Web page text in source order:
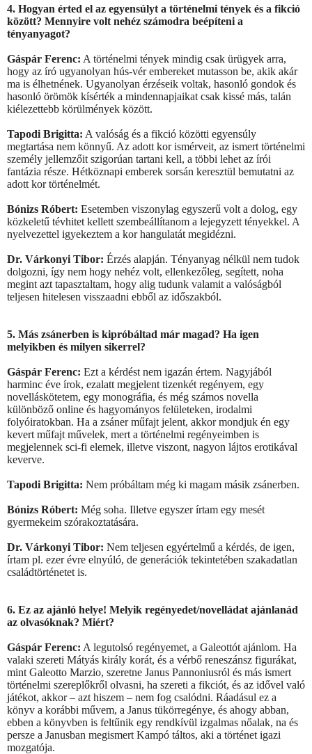
4. Hogyan érted el az egyensúlyt a történelmi tények és a fikció
között? Mennyire volt nehéz számodra beépíteni a
tényanyagot?
Gáspár Ferenc: A történelmi tények mindig csak ürügyek arra,
hogy az író ugyanolyan hús-vér embereket mutasson be, akik akár
ma is élhetnének. Ugyanolyan érzéseik voltak, hasonló gondok és
hasonló örömök kísérték a mindennapjaikat csak kissé más, talán
kiélezettebb körülmények között.
Tapodi Brigitta: A valóság és a fikció közötti egyensúly
megtartása nem könnyű. Az adott kor ismérveit, az ismert történelmi
személy jellemzőit szigorúan tartani kell, a többi lehet az írói
fantázia része. Hétköznapi emberek sorsán keresztül bemutatni az
adott kor történelmét.
Bónizs Róbert: Esetemben viszonylag egyszerű volt a dolog, egy
közkeletű tévhitet kellett szembeállítanom a lejegyzett tényekkel. A
nyelvezettel igyekeztem a kor hangulatát megidézni.
Dr. Várkonyi Tibor: Érzés alapján. Tényanyag nélkül nem tudok
dolgozni, így nem hogy nehéz volt, ellenkezőleg, segített, noha
megint azt tapasztaltam, hogy alig tudunk valamit a valóságból
teljesen hitelesen visszaadni ebből az időszakból.
5. Más zsánerben is kipróbáltad már magad? Ha igen
melyikben és milyen sikerrel?
Gáspár Ferenc: Ezt a kérdést nem igazán értem. Nagyjából
harminc éve írok, ezalatt megjelent tizenkét regényem, egy
novelláskötetem, egy monográfia, és még számos novella
különböző online és hagyományos felületeken, irodalmi
folyóiratokban. Ha a zsáner műfajt jelent, akkor mondjuk én egy
kevert műfajt művelek, mert a történelmi regényeimben is
megjelennek sci-fi elemek, illetve viszont, nagyon lájtos erotikával
keverve.
Tapodi Brigitta: Nem próbáltam még ki magam másik zsánerben.
Bónizs Róbert: Még soha. Illetve egyszer írtam egy mesét
gyermekeim szórakoztatására.
Dr. Várkonyi Tibor: Nem teljesen egyértelmű a kérdés, de igen,
írtam pl. ezer évre elnyúló, de generációk tekintetében szakadatlan
családtörténetet is.
6. Ez az ajánló helye! Melyik regényedet/novelládat ajánlanád
az olvasóknak? Miért?
Gáspár Ferenc: A legutolsó regényemet, a Galeottót ajánlom. Ha
valaki szereti Mátyás király korát, és a vérbő reneszánsz figurákat,
mint Galeotto Marzio, szeretne Janus Pannoniusról és más ismert
történelmi szereplőkről olvasni, ha szereti a fikciót, és az idővel való
játékot, akkor – azt hiszem – nem fog csalódni. Ráadásul ez a
könyv a korábbi művem, a Janus tükörregénye, és ahogy abban,
ebben a könyvben is feltűnik egy rendkívül izgalmas nőalak, na és
persze a Janusban megismert Kampó táltos, aki a történet igazi
mozgatója.